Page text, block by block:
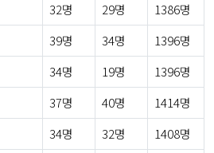
32명 29명
1386명
39명 34명
1396명
34명 19명
1396명
37명 40명
1414명
34명 32명 1408명